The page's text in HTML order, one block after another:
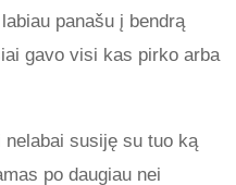
panašu į bendrą
gavo visi kas pirko arba
nelabai susiję su tuo ką
po daugiau nei